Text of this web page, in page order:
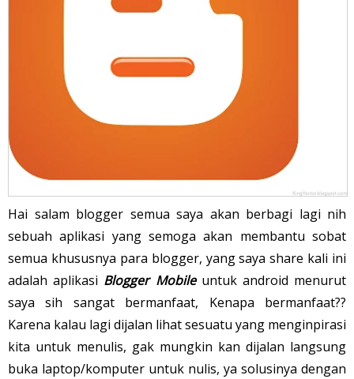
Hai salam blogger semua saya akan berbagi lagi nih
sebuah aplikasi yang semoga akan membantu sobat
semua khususnya para blogger, yang saya share kali ini
adalah aplikasi Blogger Mobileuntuk android menurut
saya sih sangat bermanfaat, Kenapa bermanfaat??
Karena kalau lagi dijalan lihat sesuatu yang menginpirasi
kita untuk menulis, gak mungkin kan dijalan langsung
buka laptop/komputer untuk nulis, ya solusinya dengan